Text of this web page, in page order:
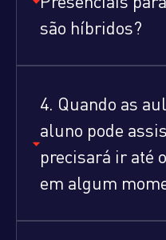
são híbridos?
4. Quando as
aluno pode
precisará ir até
em algum